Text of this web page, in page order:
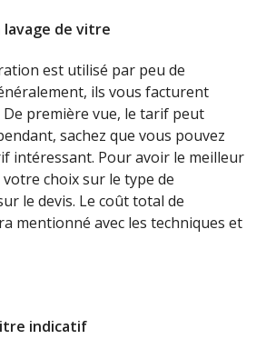
lavage de vitre
est utilisé par peu de
ils vous facturent
De première vue, le tarif peut
sachez que vous pouvez
intéressant. Pour avoir le meilleur
choix sur le type de
le devis. Le coût total de
mentionné avec les techniques et
indicatif